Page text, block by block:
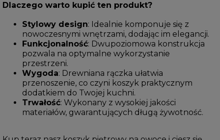
Dlaczego warto kupić ten produkt?
Stylowy design: Idealnie komponuje się z
nowoczesnymi wnętrzami, dodając im elegancji.
Funkcjonalność: Dwupoziomowa konstrukcja
pozwala na optymalne wykorzystanie
przestrzeni.
Wygoda: Drewniana rączka ułatwia
przenoszenie, co czyni koszyk praktycznym
dodatkiem do Twojej kuchni.
Trwałość: Wykonany z wysokiej jakości
materiałów, gwarantujących długą żywotność.